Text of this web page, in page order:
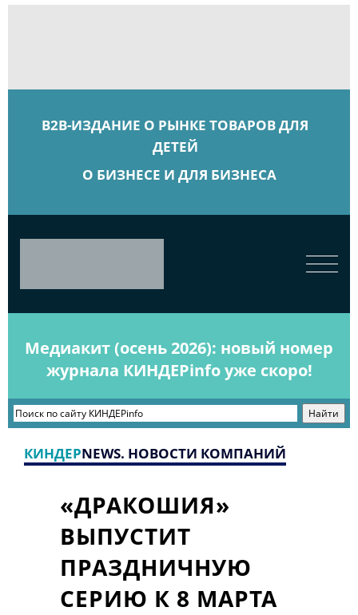
B2B-ИЗДАНИЕ О РЫНКЕ ТОВАРОВ ДЛЯ
ДЕТЕЙ
О БИЗНЕСЕ И ДЛЯ БИЗНЕСА
Медиакит (осень 2026): новый номер
журнала КИНДЕРinfo уже скоро!
КИНДЕРNEWS. НОВОСТИ КОМПАНИЙ
«ДРАКОШИЯ»
ВЫПУСТИТ
ПРАЗДНИЧНУЮ
СЕРИЮ К 8 МАРТА